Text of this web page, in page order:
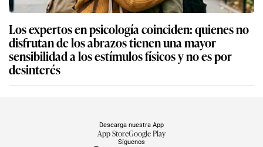
Los expertos en psicología coinciden: quienes no
disfrutan de los abrazos tienen una mayor
sensibilidad a los estímulos físicos y no es por
desinterés
Síguenos
Descarga nuestra App
App StoreGoogle Play